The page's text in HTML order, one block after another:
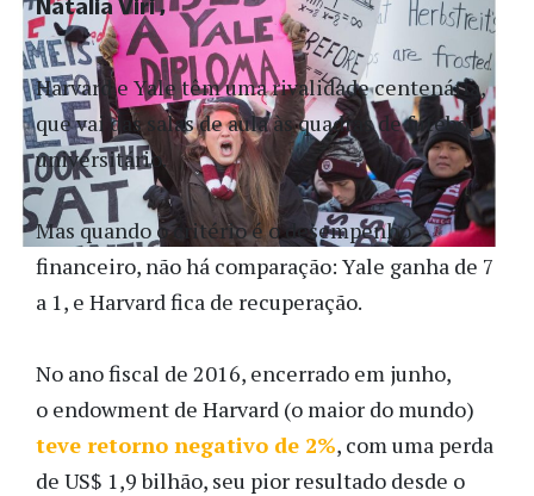
Harvard e Yale têm uma rivalidade centenária,
que vai das salas de aula às quadras de futebol
universitário.
Mas quando o critério é o desempenho
financeiro, não há comparação: Yale ganha de 7
a 1, e Harvard fica de recuperação.
No ano fiscal de 2016, encerrado em junho,
o endowment de Harvard (o maior do mundo)
teve retorno negativo de 2%, com uma perda
de US$ 1,9 bilhão, seu pior resultado desde o
Natalia Viri